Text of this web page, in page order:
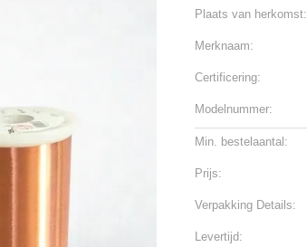
Plaats van herkomst:
Merknaam:
Certificering:
Modelnummer:
Min. bestelaantal:
Prijs:
Verpakking Details:
Levertijd: